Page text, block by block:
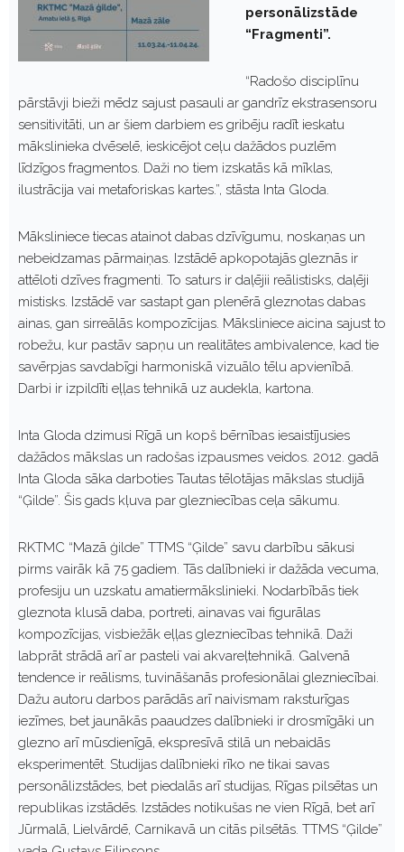
personālizstāde
“Fragmenti”.
“Radošo disciplīnu
pārstāvji bieži mēdz sajust pasauli ar gandrīz ekstrasensoru
sensitivitāti, un ar šiem darbiem es gribēju radīt ieskatu
mākslinieka dvēselē, ieskicējot ceļu dažādos puzlēm
līdzīgos fragmentos. Daži no tiem izskatās kā mīklas,
ilustrācija vai metaforiskas kartes.”, stāsta Inta Gloda.
Māksliniece tiecas atainot dabas dzīvīgumu, noskaņas un
nebeidzamas pārmaiņas. Izstādē apkopotajās gleznās ir
attēloti dzīves fragmenti. To saturs ir daļējii reālistisks, daļēji
mistisks. Izstādē var sastapt gan plenērā gleznotas dabas
ainas, gan sirreālās kompozīcijas. Māksliniece aicina sajust to
robežu, kur pastāv sapņu un realitātes ambivalence, kad tie
savērpjas savdabīgi harmoniskā vizuālo tēlu apvienībā.
Darbi ir izpildīti eļļas tehnikā uz audekla, kartona.
Inta Gloda dzimusi Rīgā un kopš bērnības iesaistījusies
dažādos mākslas un radošas izpausmes veidos. 2012. gadā
Inta Gloda sāka darboties Tautas tēlotājas mākslas studijā
“Ģilde”. Šis gads kļuva par glezniecības ceļa sākumu.
RKTMC “Mazā ģilde” TTMS “Ģilde” savu darbību sākusi
pirms vairāk kā 75 gadiem. Tās dalībnieki ir dažāda vecuma,
profesiju un uzskatu amatiermākslinieki. Nodarbībās tiek
gleznota klusā daba, portreti, ainavas vai figurālas
kompozīcijas, visbiežāk eļļas glezniecības tehnikā. Daži
labprāt strādā arī ar pasteli vai akvareļtehnikā. Galvenā
tendence ir reālisms, tuvināšanās profesionālai glezniecībai.
Dažu autoru darbos parādās arī naivismam raksturīgas
iezīmes, bet jaunākās paaudzes dalībnieki ir drosmīgāki un
glezno arī mūsdienīgā, ekspresīvā stilā un nebaidās
eksperimentēt. Studijas dalībnieki rīko ne tikai savas
personālizstādes, bet piedalās arī studijas, Rīgas pilsētas un
republikas izstādēs. Izstādes notikušas ne vien Rīgā, bet arī
Jūrmalā, Lielvārdē, Carnikavā un citās pilsētās. TTMS “Ģilde”